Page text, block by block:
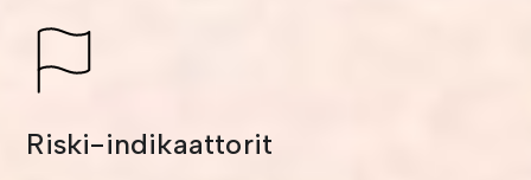
Riski-indikaattorit